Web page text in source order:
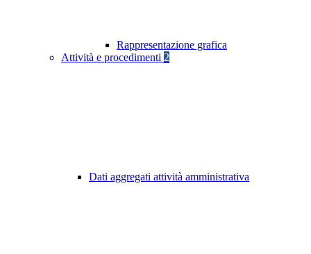
Rappresentazione grafica
Attività e procedimenti 2
Dati aggregati attività amministrativa